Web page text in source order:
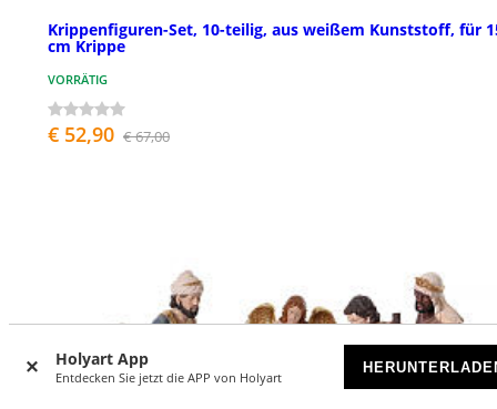
Holyart App
Entdecken Sie jetzt die APP von Holyart
Krippenfiguren-Set, 10-teilig, aus weißem Kunststoff, für
cm Krippe
VORRÄTIG
€ 52,90 € 67,00